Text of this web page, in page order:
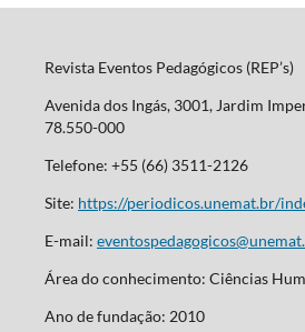
Revista Eventos Pedagógicos (REP’s)
Avenida dos Ingás, 3001, Jardim
78.550-000
Telefone: +55 (66) 3511-2126
Site: https://periodicos.unemat.br/
E-mail:
Área do conhecimento: Ciências
Ano de fundação: 2010